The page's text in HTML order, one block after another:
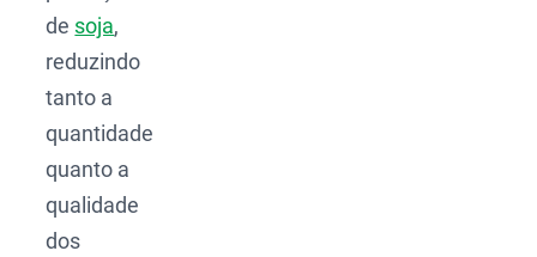
de soja,
reduzindo
tanto a
quantidade
quanto a
qualidade
dos